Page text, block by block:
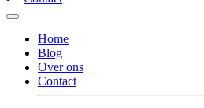
Home
Blog
Over ons
Contact